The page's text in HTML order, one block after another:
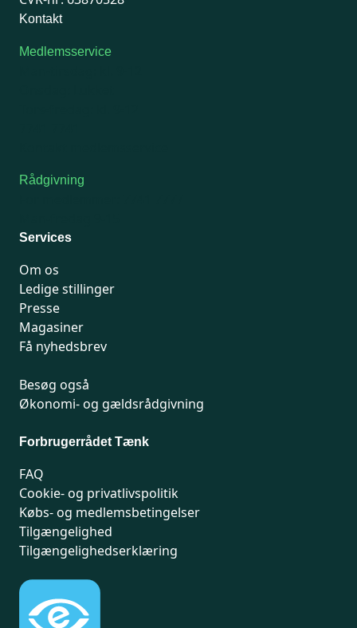
Kontakt
Medlemsservice
Rådgivning
Services
Om os
Ledige stillinger
Presse
Magasiner
Få nyhedsbrev
Besøg også
Økonomi- og gældsrådgivning
Forbrugerrådet Tænk
FAQ
Cookie- og privatlivspolitik
Købs- og medlemsbetingelser
Tilgængelighed
Tilgængelighedserklæring